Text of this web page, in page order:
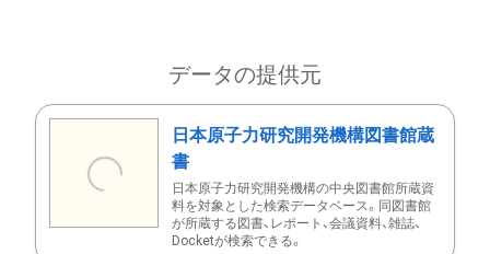
データの提供元
日本原子力研究開発機構図書館蔵
書
日本原子力研究開発機構の中央図書館所蔵資
料を対象とした検索データベース。同図書館
が所蔵する図書、レポート、会議資料、雑誌、
Docketが検索できる。